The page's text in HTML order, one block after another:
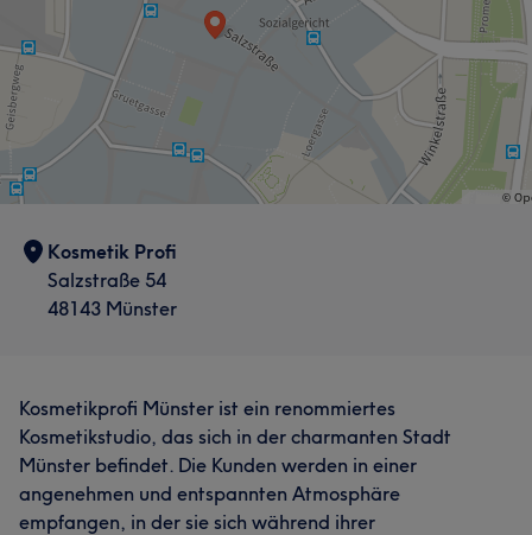
Kosmetik Profi
Salzstraße 54
48143 Münster
Kosmetikprofi Münster ist ein renommiertes
Kosmetikstudio, das sich in der charmanten Stadt
Münster befindet. Die Kunden werden in einer
angenehmen und entspannten Atmosphäre
empfangen, in der sie sich während ihrer